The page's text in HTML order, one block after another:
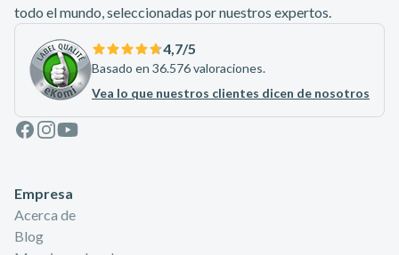
todo el mundo, seleccionadas por nuestros expertos.
4,7/5
Basado en 36.576 valoraciones.
Vea lo que nuestros clientes dicen de nosotros
Facebook
Instagram
Youtube
Empresa
Acerca de
Blog